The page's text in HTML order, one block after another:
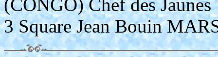
(CONGO) Chef des Jaunes
3 Square Jean Bouin